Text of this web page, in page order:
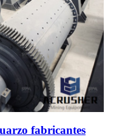
fabricantes